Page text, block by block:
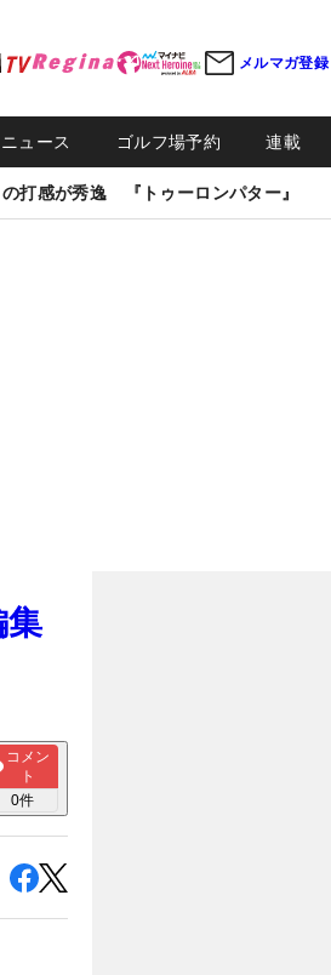
メルマガ登録
ュース ゴルフ場予約 連載
打感が秀逸 『トゥーロンパター』
コメン
ト
0件